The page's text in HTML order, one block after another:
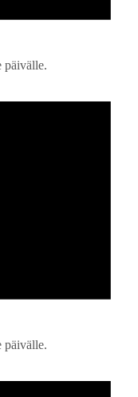
päivälle.
päivälle.